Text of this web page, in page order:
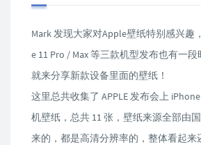
Mark 发现大家对Apple壁纸特别感兴趣
e 11 Pro / Max 等三款机型发布也有一
就来分享新款设备里面的壁纸！
这里总共收集了 APPLE 发布会上
机壁纸，总共 11 张，壁纸来源全部由
来的，都是高清分辨率的，整体看起来